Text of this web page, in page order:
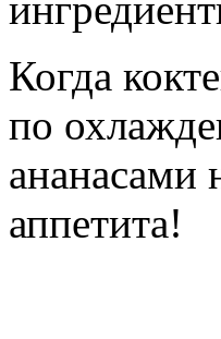
Когда
по
ананасами
аппетита!